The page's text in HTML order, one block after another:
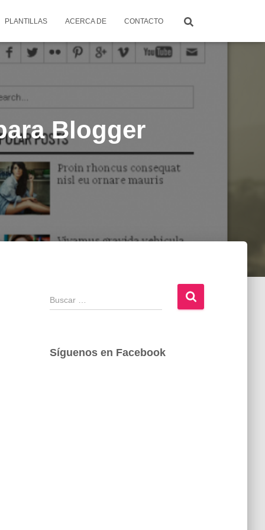
PLANTILLAS ACERCA DE CONTACTO
Blogger
B
u
a
Síguenos en Facebook